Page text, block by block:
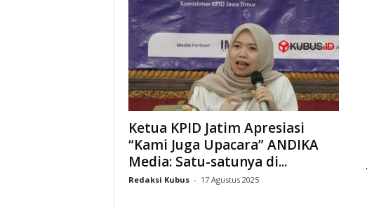
Ketua KPID Jatim Apresiasi
“Kami Juga Upacara” ANDIKA
Media: Satu-satunya di...
Redaksi Kubus - 17 Agustus 2025